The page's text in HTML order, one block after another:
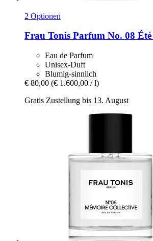
2 Optionen
Frau Tonis Parfum No. 08
Eau de Parfum
Unisex-Duft
Blumig-sinnlich
€ 80,00 (€ 1.600,00 / l)
Gratis Zustellung bis 13. August